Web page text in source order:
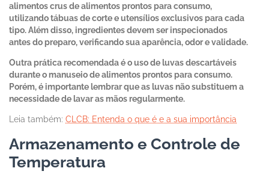
alimentos crus de alimentos prontos para consumo,
utilizando tábuas de corte e utensílios exclusivos para cada
tipo. Além disso, ingredientes devem ser inspecionados
antes do preparo, verificando sua aparência, odor e validade.
Outra prática recomendada é o uso de luvas descartáveis
durante o manuseio de alimentos prontos para consumo.
Porém, é importante lembrar que as luvas não substituem a
necessidade de lavar as mãos regularmente.
Leia também: CLCB: Entenda o que é e a sua importância
Armazenamento e Controle de
Temperatura